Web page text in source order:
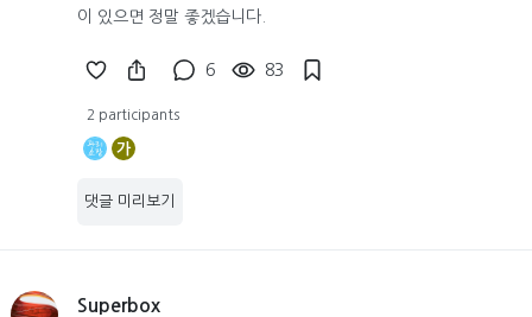
이 있으면 정말 좋겠습니다.
6 83
2 participants
가
댓글 미리보기
Superbox